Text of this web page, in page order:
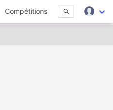
Compétitions